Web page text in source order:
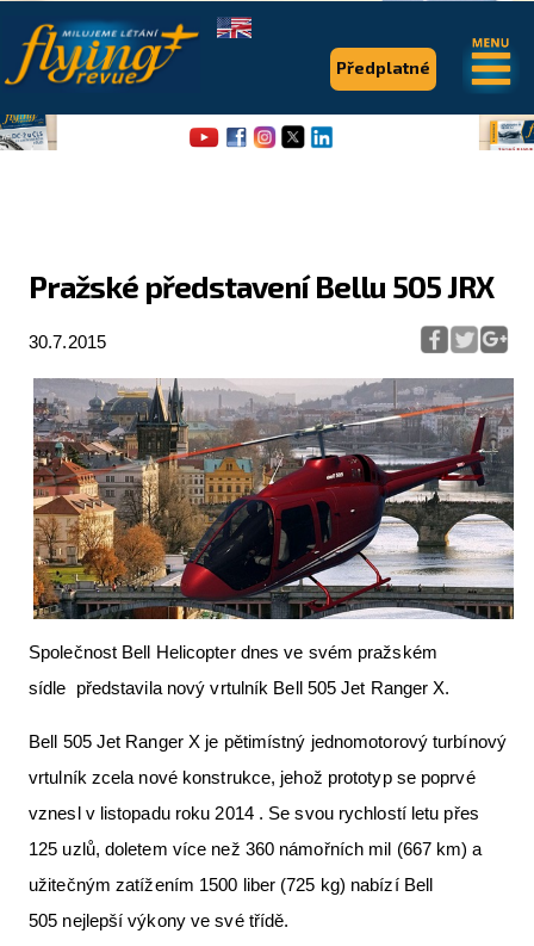
Pražské představení Bellu 505 JRX
30.7.2015
Společnost Bell Helicopter dnes ve svém pražském
sídle představila nový vrtulník Bell 505 Jet Ranger X.
Bell 505 Jet Ranger X je pětimístný jednomotorový turbínový
vrtulník zcela nové konstrukce, jehož prototyp se poprvé
vznesl v listopadu roku 2014 . Se svou rychlostí letu přes
125 uzlů, doletem více než 360 námořních mil (667 km) a
užitečným zatížením 1500 liber (725 kg) nabízí Bell
505 nejlepší výkony ve své třídě.
Předplatné
.
Expedice
Pro piloty
Série & speciály
Letecká videa
Aktuální FR + archiv
Letecká muzea
VFR Communication app
The SAFE Guide app
Inzerujte s námi
E-SHOP